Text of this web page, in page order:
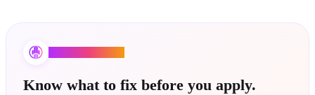
Know what to fix before you apply.